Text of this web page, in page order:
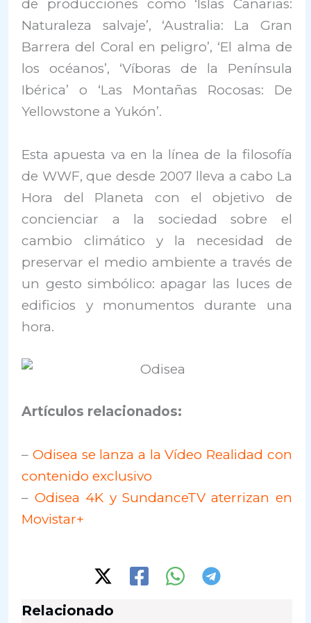
de producciones como ‘Islas Canarias:
Naturaleza salvaje’, ‘Australia: La Gran
Barrera del Coral en peligro’, ‘El alma de
los océanos’, ‘Víboras de la Península
Ibérica’ o ‘Las Montañas Rocosas: De
Yellowstone a Yukón’.
Esta apuesta va en la línea de la filosofía
de WWF, que desde 2007 lleva a cabo La
Hora del Planeta con el objetivo de
concienciar a la sociedad sobre el
cambio climático y la necesidad de
preservar el medio ambiente a través de
un gesto simbólico: apagar las luces de
edificios y monumentos durante una
hora.
Artículos relacionados:
– Odisea se lanza a la Vídeo Realidad con
contenido exclusivo
– Odisea 4K y SundanceTV aterrizan en
Movistar+
Relacionado